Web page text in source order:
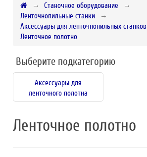
Станочное оборудование
Ленточнопильные станки
Аксессуары для ленточнопильных станков
Ленточное полотно
Выберите подкатегорию
Аксессуары для
ленточного полотна
Ленточное полотно